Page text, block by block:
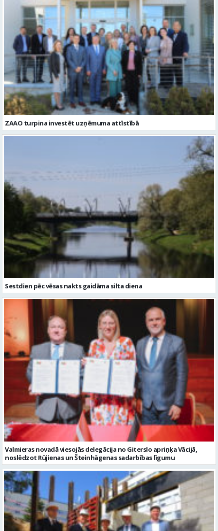
ZAAO turpina investēt uzņēmuma attīstībā
Sestdien pēc vēsas nakts gaidāma silta diena
Valmieras novadā viesojās delegācija no Giterslo apriņķa Vācijā,
noslēdzot Rūjienas un Šteinhāgenas sadarbības līgumu